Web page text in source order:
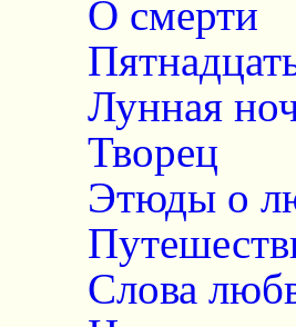
О смерти
Лунная
Творец
Этюды о
Слова